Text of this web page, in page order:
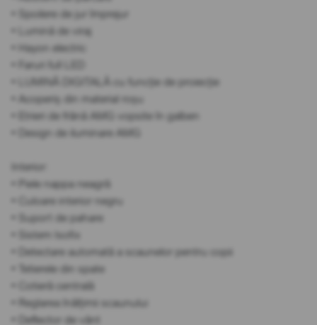
• Spoilere de jur împrejur
• Lumină de viraj
• Hayon electric
• Faruri full LED
• LUMINĂ DIGITALĂ cu funcție de proiecție
• Acoperiș din material roșu
• Etrieri de frână AMG vopsite în galben
• Design de iluminare AMG
Interior:
• Piele nappa neagră
• Culoare interior negru
• Suport de pahare
• Sistem Isofix
• Detectare automată a scaunelor pentru copii
• Tetierele din spate
• Cotieră centrală
• Reglarea înălțimii scaunului
• Deflector de vânt